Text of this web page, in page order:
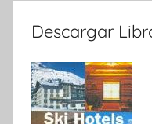
Descargar